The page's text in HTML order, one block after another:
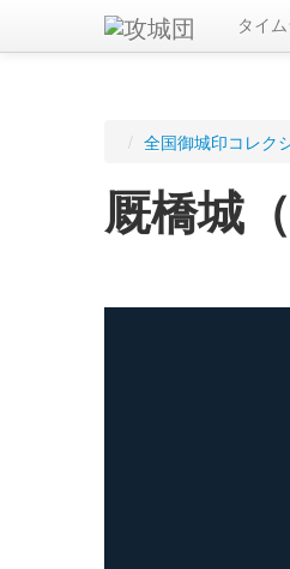
タイ
/ 全国御城印コレク
厩橋城